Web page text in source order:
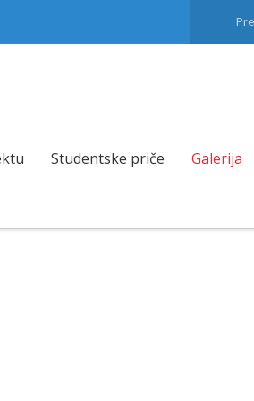
Studentske priče Galerija